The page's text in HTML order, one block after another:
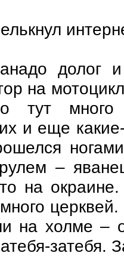
долог
на
тут
и еще
–
на
на холме –
затебя.